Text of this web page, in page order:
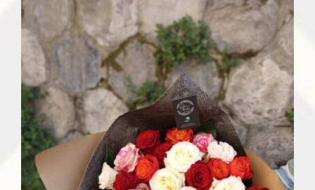
36,00 €
à
80,00 €